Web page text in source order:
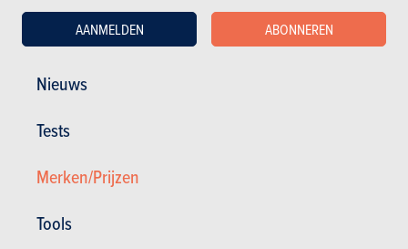
Nieuws
Tests
Merken/Prijzen
Tools
AANMELDEN ABONNEREN
Bekijk het model Bekijk het model
Land Rover